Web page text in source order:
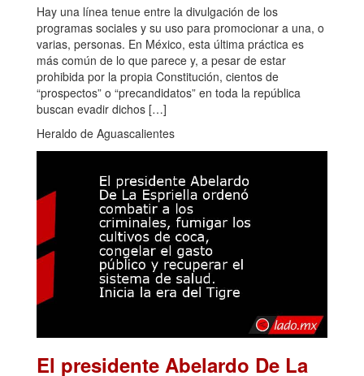
Hay una línea tenue entre la divulgación de los
programas sociales y su uso para promocionar a una, o
varias, personas. En México, esta última práctica es
más común de lo que parece y, a pesar de estar
prohibida por la propia Constitución, cientos de
“prospectos” o “precandidatos” en toda la república
buscan evadir dichos […]
Heraldo de Aguascalientes
El presidente Abelardo De La